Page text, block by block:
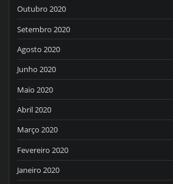
Outubro 2020
Setembro 2020
Agosto 2020
Junho 2020
Maio 2020
Abril 2020
Março 2020
Fevereiro 2020
Janeiro 2020